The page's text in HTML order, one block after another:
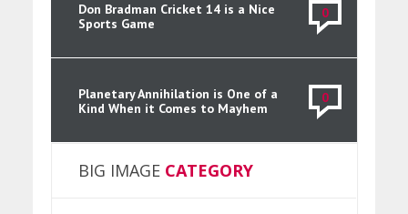
Don Bradman Cricket 14 is a Nice
Sports Game
0
Planetary Annihilation is One of a
Kind When it Comes to Mayhem
0
BIG IMAGE CATEGORY